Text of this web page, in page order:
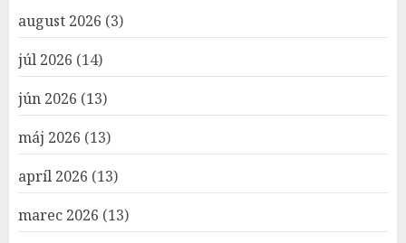
august 2026 (3)
júl 2026 (14)
jún 2026 (13)
máj 2026 (13)
apríl 2026 (13)
marec 2026 (13)